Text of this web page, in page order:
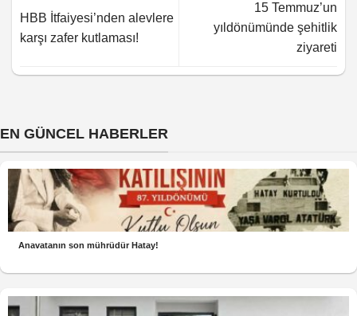
HBB İtfaiyesi’nden alevlere
karşı zafer kutlaması!
15 Temmuz’un
yıldönümünde şehitlik
ziyareti
EN GÜNCEL HABERLER
Anavatanın son mührüdür Hatay!